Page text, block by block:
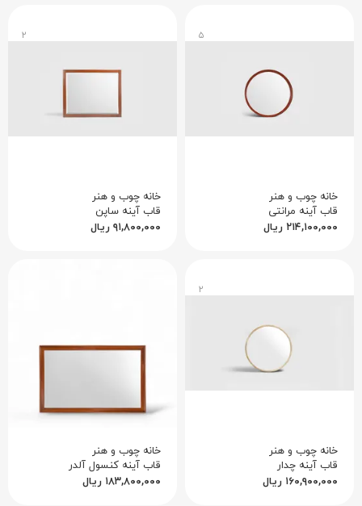
۵
خانه چوب و هنر
قاب آینه مرانتی
۲۱۴,۱۰۰,۰۰۰ ریال
۲
خانه چوب و هنر
قاب آینه ساپن
۹۱,۸۰۰,۰۰۰ ریال
۲
خانه چوب و هنر
قاب آینه چدار
۱۶۰,۹۰۰,۰۰۰ ریال
خانه چوب و هنر
قاب آینه کنسول آلدر
۱۸۳,۸۰۰,۰۰۰ ریال